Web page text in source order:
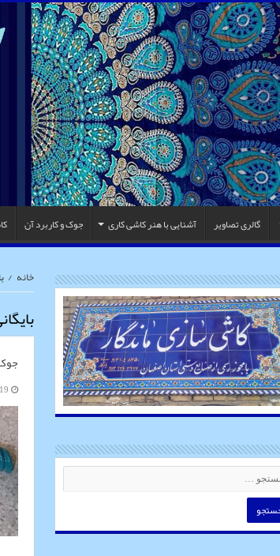
گالری تصاویر آشنایی با هنر کاشی کاری جوک و کاربرد آن
خانه /